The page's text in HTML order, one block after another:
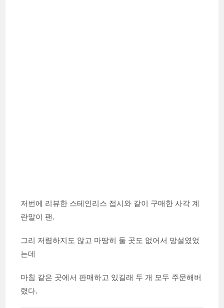
저번에 리뷰한 스테인리스 접시와 같이 구매한 사각 계
란말이 팬.
그리 저렴하지도 않고 마땅히 둘 곳도 없어서 망설였었
는데
마침 같은 곳에서 판매하고 있길래 두 개 모두 주문해버
렸다.